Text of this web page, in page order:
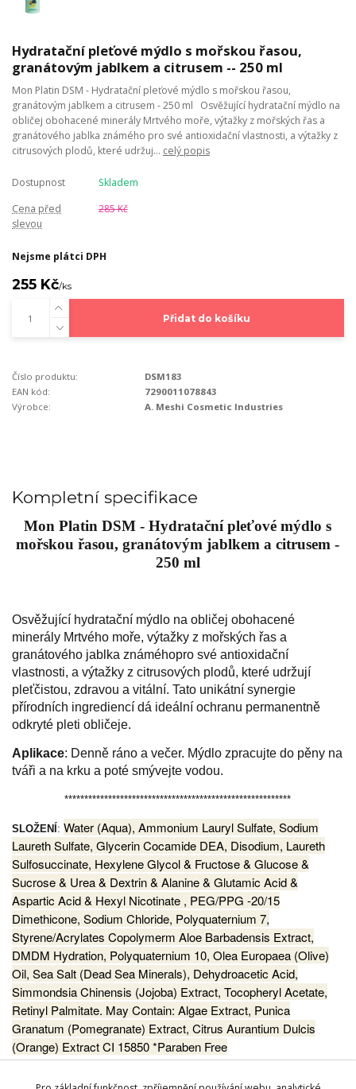
Hydratační pleťové mýdlo s mořskou řasou,
granátovým jablkem a citrusem -- 250 ml
Mon Platin DSM - Hydratační pleťové mýdlo s mořskou řasou,
granátovým jablkem a citrusem - 250 ml Osvěžující hydratační mýdlo na
obličej obohacené minerály Mrtvého moře, výtažky z mořských řas a
granátového jablka známého pro své antioxidační vlastnosti, a výtažky z
citrusových plodů, které udržuj... celý popis
Dostupnost
Skladem
Cena před
slevou
285 Kč
Nejsme plátci DPH
255 Kč/ks
Přidat do košíku
Číslo produktu:
DSM183
EAN kód:
7290011078843
Výrobce:
A. Meshi Cosmetic Industries
Kompletní specifikace
Mon Platin DSM - Hydratační pleťové mýdlo s
mořskou řasou, granátovým jablkem a citrusem -
250 ml
Osvěžující hydratační mýdlo na obličej obohacené
minerály Mrtvého moře, výtažky z mořských řas a
granátového jablka známéhopro své antioxidační
vlastnosti, a výtažky z citrusových plodů, které udržují
pleťčistou, zdravou a vitální. Tato unikátní synergie
přírodních ingrediencí dá ideální ochranu permanentně
odkryté pleti obličeje.
Aplikace: Denně ráno a večer. Mýdlo zpracujte do pěny na
tváři a na krku a poté smývejte vodou.
*********************************************************
SLOŽENÍ: Water (Aqua), Ammonium Lauryl Sulfate, Sodium
Laureth Sulfate, Glycerin Cocamide DEA, Disodium, Laureth
Sulfosuccinate, Hexylene Glycol & Fructose & Glucose &
Sucrose & Urea & Dextrin & Alanine & Glutamic Acid &
Aspartic Acid & Hexyl Nicotinate , PEG/PPG -20/15
Dimethicone, Sodium Chloride, Polyquaternium 7,
Styrene/Acrylates Copolymerm Aloe Barbadensis Extract,
DMDM Hydration, Polyquaternium 10, Olea Europaea (Olive)
Oil, Sea Salt (Dead Sea Minerals), Dehydroacetic Acid,
Simmondsia Chinensis (Jojoba) Extract, Tocopheryl Acetate,
Retinyl Palmitate. May Contain: Algae Extract, Punica
Granatum (Pomegranate) Extract, Citrus Aurantium Dulcis
(Orange) Extract CI 15850 *Paraben Free